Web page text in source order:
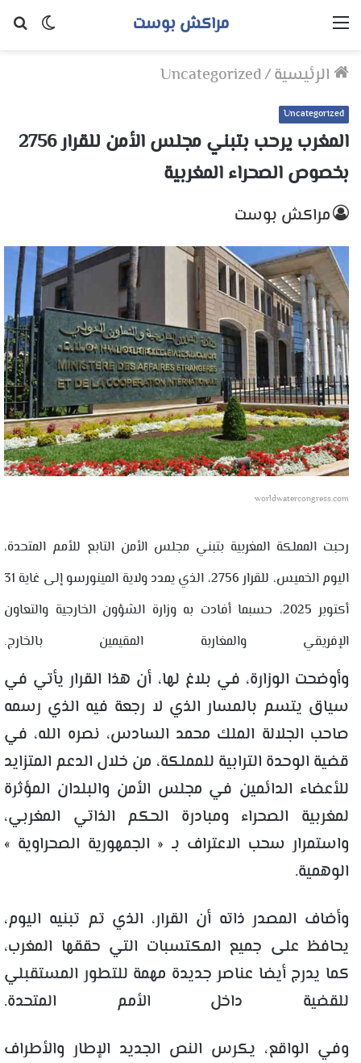
الوضع
مراكش بوست القائمة
الرئيسية/
Uncategorized
Uncategorized
المغرب يرحب بتبني مجلس الأمن للقرار 2756
بخصوص الصحراء المغربية
مراكش بوست
worldwatercongress.com
رحبت المملكة المغربية بتبني مجلس الأمن التابع للأمم المتحدة،
اليوم الخميس، للقرار 2756، الذي يمدد ولاية المينورسو إلى غاية 31
أكتوبر 2025، حسبما أفادت به وزارة الشؤون الخارجية والتعاون
الإفريقي والمغاربة المقيمين بالخارج.
وأوضحت الوزارة، في بلاغ لها، أن هذا القرار يأتي في
سياق يتسم بالمسار الذي لا رجعة فيه الذي رسمه
صاحب الجلالة الملك محمد السادس، نصره الله، في
قضية الوحدة الترابية للمملكة، من خلال الدعم المتزايد
للأعضاء الدائمين في مجلس الأمن والبلدان المؤثرة
لمغربية الصحراء ومبادرة الحكم الذاتي المغربي،
واستمرار سحب الاعتراف بـ « الجمهورية الصحراوية »
الوهمية.
وأضاف المصدر ذاته أن القرار، الذي تم تبنيه اليوم،
يحافظ على جميع المكتسبات التي حققها المغرب،
كما يدرج أيضا عناصر جديدة مهمة للتطور المستقبلي
للقضية داخل الأمم المتحدة.
وفي الواقع، يكرس النص الجديد الإطار والأطراف